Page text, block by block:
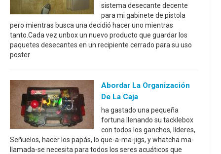
sistema desecante decente
para mi gabinete de pistola
pero mientras busca una decidió hacer uno mientras
tanto.Cada vez unbox un nuevo producto que guardar los
paquetes desecantes en un recipiente cerrado para su uso
poster
Abordar La Organización
De La Caja
ha gastado una pequeña
fortuna llenando su tacklebox
con todos los ganchos, líderes,
Señuelos, hacer los papás, lo que-a-ma-jigs, y whatcha ma-
llamada-se necesita para todos los seres acuáticos que